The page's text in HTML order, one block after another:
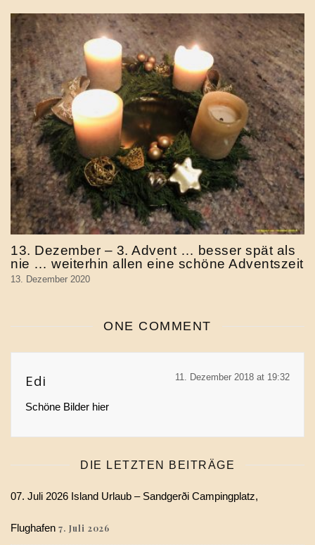
13. Dezember – 3. Advent … besser spät als
nie … weiterhin allen eine schöne Adventszeit
13. Dezember 2020
ONE COMMENT
Edi 11. Dezember 2018 at 19:32
Schöne Bilder hier
DIE LETZTEN BEITRÄGE
07. Juli 2026 Island Urlaub – Sandgerði Campingplatz,
Flughafen 7. Juli 2026